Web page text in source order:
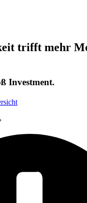
trifft mehr
Investment.